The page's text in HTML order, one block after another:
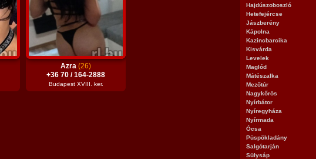
Azra (26)
+36 70 / 164-2888
Budapest XVIII. ker.
Hajdúszoboszló
Hetefejércse
Jászberény
Kápolna
Kazincbarcika
Kisvárda
Levelek
Maglód
Mátészalka
Mezőtúr
Nagykőrös
Nyírbátor
Nyíregyháza
Nyírmada
Ócsa
Püspökladány
Salgótarján
Sülysáp